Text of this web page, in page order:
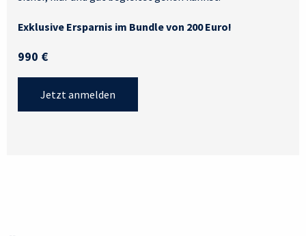
Exklusive Ersparnis im Bundle von 200 Euro!
990 €
Jetzt anmelden